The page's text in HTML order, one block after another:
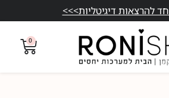
להרצאות דיגיטליות>>>
0